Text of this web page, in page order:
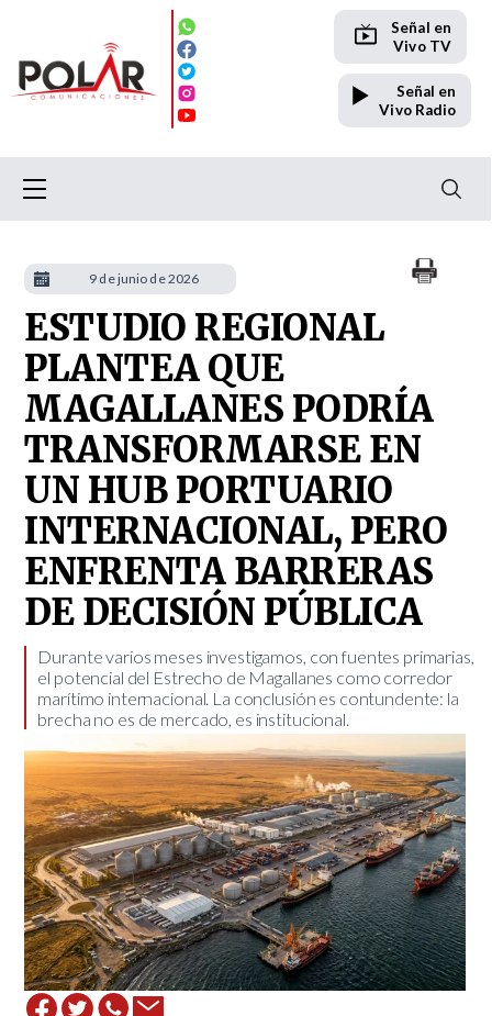
Señal en
Vivo TV
Señal en
Vivo Radio
ESTUDIO REGIONAL
PLANTEA QUE
MAGALLANES PODRÍA
TRANSFORMARSE EN
UN HUB PORTUARIO
INTERNACIONAL, PERO
ENFRENTA BARRERAS
DE DECISIÓN PÚBLICA
Durante varios meses investigamos, con fuentes primarias,
el potencial del Estrecho de Magallanes como corredor
marítimo internacional. La conclusión es contundente: la
brecha no es de mercado, es institucional.
9 de junio de 2026